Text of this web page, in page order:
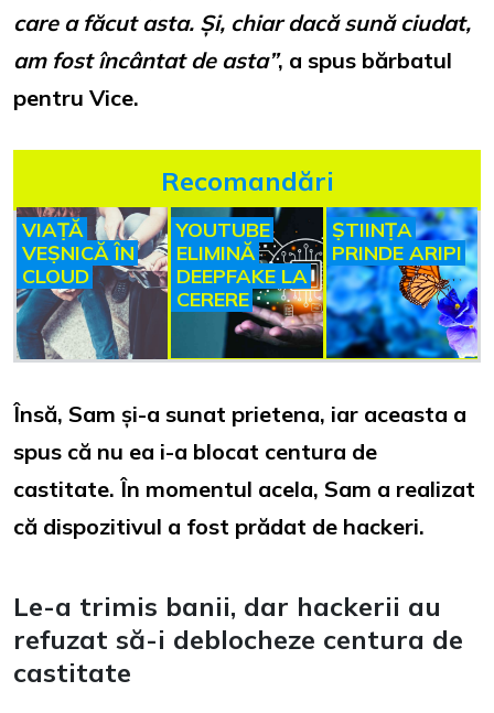
care a făcut asta. Și, chiar dacă sună ciudat,
am fost încântat de asta”, a spus bărbatul
pentru Vice.
Recomandări
VIAȚĂ
VEȘNICĂ ÎN
CLOUD
YOUTUBE
ELIMINĂ
DEEPFAKE LA
CERERE
ȘTIINȚA
PRINDE ARIPI
Însă, Sam și-a sunat prietena, iar aceasta a
spus că nu ea i-a blocat centura de
castitate. În momentul acela, Sam a realizat
că dispozitivul a fost prădat de hackeri.
Le-a trimis banii, dar hackerii au
refuzat să-i deblocheze centura de
castitate